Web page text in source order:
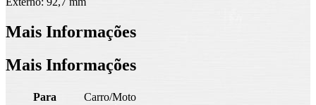
Mais Informações
Mais Informações
Para
Carro/Moto